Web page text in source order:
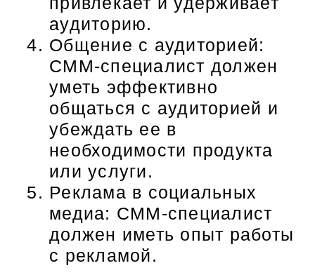
аудиторию.
Общение с аудиторией:
СММ-специалист должен
уметь эффективно
общаться с аудиторией и
убеждать ее в
необходимости продукта
или услуги.
Реклама в социальных
медиа: СММ-специалист
должен иметь опыт работы
с рекламой.